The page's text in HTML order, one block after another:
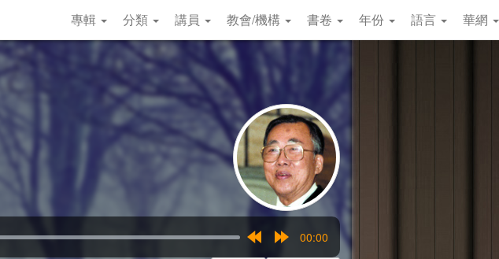
專輯 分類 講員 教會/機構 書卷 年份 語言 華網
00:00